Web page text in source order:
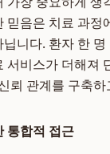
믿음은 치료 과정
니다. 환자 한
서비스가 더해져
뢰 관계를 구축
통합적 접근